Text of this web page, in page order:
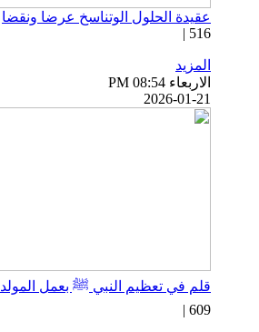
عقيدة الحلول الوتناسخ عرضا ونقضا
516 |
المزيد
الاربعاء PM 08:54
2026-01-21
قلم في تعظيم النبي ﷺ بعمل المولد
609 |